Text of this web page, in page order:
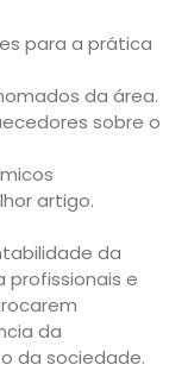
para a prática
da área.
sobre o
artigo.
da
profissionais e
da
da sociedade.